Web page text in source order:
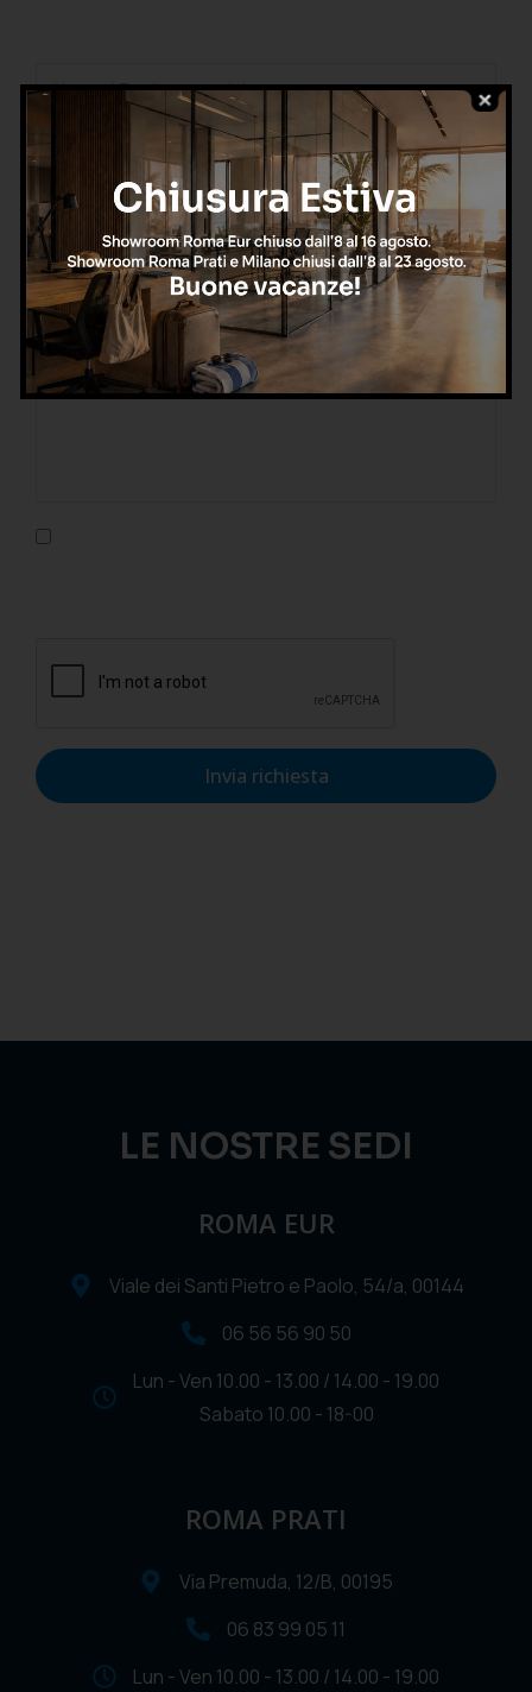
Invia richiesta
LE NOSTRE SEDI
ROMA EUR
Viale dei Santi Pietro e Paolo, 54/a, 00144
06 56 56 90 50
Lun - Ven 10.00 - 13.00 / 14.00 - 19.00
Sabato 10.00 - 18-00
ROMA PRATI
Via Premuda, 12/B, 00195
06 83 99 05 11
Lun - Ven 10.00 - 13.00 / 14.00 - 19.00